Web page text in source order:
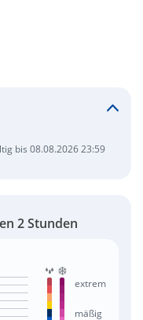
bis 08.08.2026 23:59
2 Stunden
extrem
mäßig